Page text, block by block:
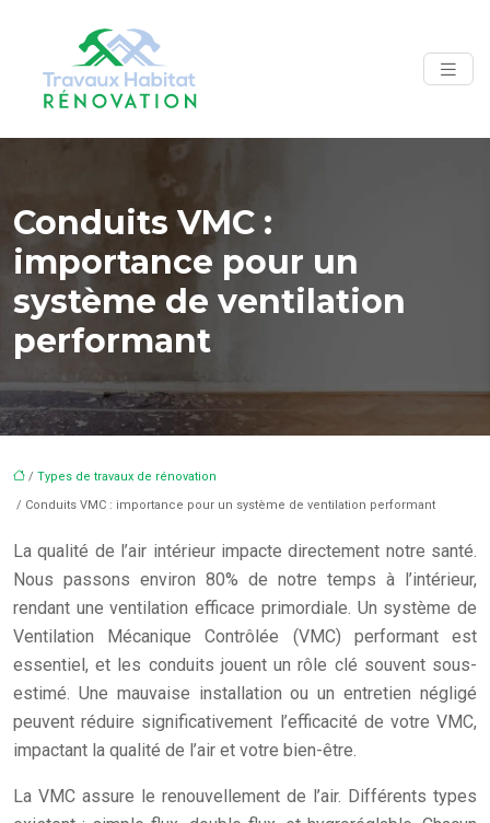
Conduits VMC :
importance pour un
système de ventilation
performant
/ Types de travaux de rénovation
/ Conduits VMC : importance pour un système de ventilation performant
La qualité de l’air intérieur impacte directement notre santé.
Nous passons environ 80% de notre temps à l’intérieur,
rendant une ventilation efficace primordiale. Un système de
Ventilation Mécanique Contrôlée (VMC) performant est
essentiel, et les conduits jouent un rôle clé souvent sous-
estimé. Une mauvaise installation ou un entretien négligé
peuvent réduire significativement l’efficacité de votre VMC,
impactant la qualité de l’air et votre bien-être.
La VMC assure le renouvellement de l’air. Différents types